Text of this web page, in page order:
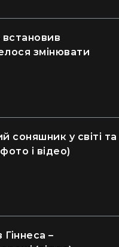
встановив
змінювати
соняшник у світі та
і відео)
–